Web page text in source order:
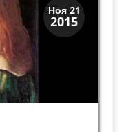
Ноя 21
2015